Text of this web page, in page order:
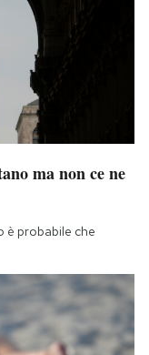
ma non ce ne
è probabile che